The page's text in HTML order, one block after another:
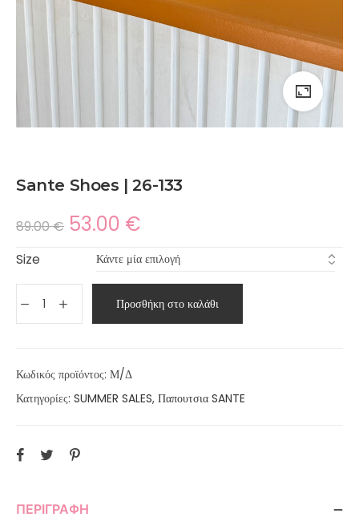
Sante Shoes | 26-133
89.00€ 53.00 €
Size
Προσθήκη στο καλάθι
Κωδικός προϊόντος: Μ/Δ
Κατηγορίες: SUMMER SALES, Παπουτσια SANTE
ΠΕΡΙΓΡΑΦΉ